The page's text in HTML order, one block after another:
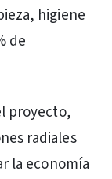
higiene
de
proyecto,
radiales
la economía